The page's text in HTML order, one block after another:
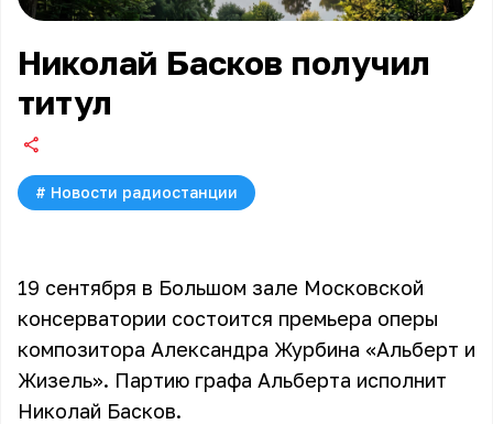
Николай Басков получил
титул
# Новости радиостанции
19 сентября в Большом зале Московской
консерватории состоится премьера оперы
композитора Александра Журбина «Альберт и
Жизель». Партию графа Альберта исполнит
Николай Басков.